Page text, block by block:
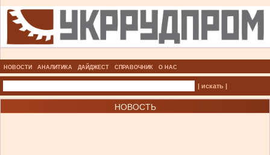
НОВОСТИ АНАЛИТИКА ДАЙДЖЕСТ СПРАВОЧНИК О НАС
| искать |
НОВОСТЬ